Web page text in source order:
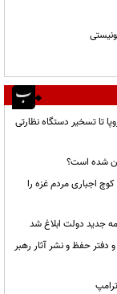
تا تسخیر دستگاه نظارتی
شده است؟
اجباری مردم غزه را
جدید دولت ابلاغ شد
دفتر حفظ و نشر آثار رهبر